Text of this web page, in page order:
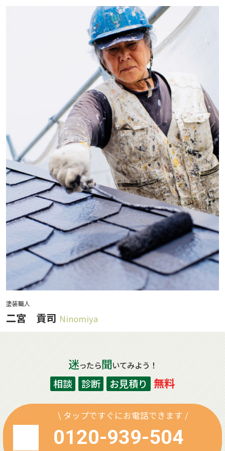
塗装職人
二宮 貢司 Ninomiya
迷ったら聞いてみよう！
相談 診断 お見積り 無料
\ タップですぐにお電話できます /
0120-939-504